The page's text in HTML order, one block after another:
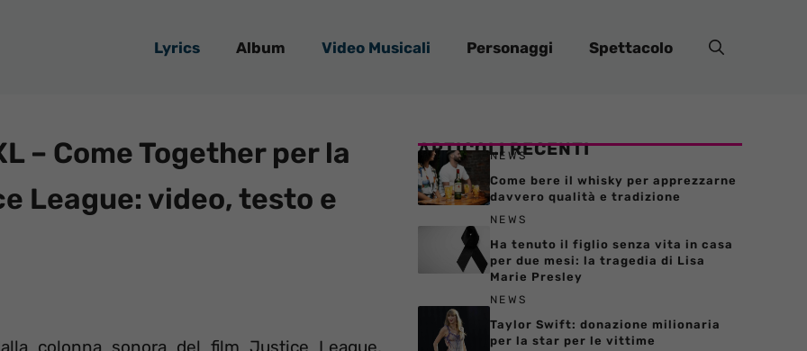
Lyrics Album Video Musicali Personaggi Spettacolo
– Come Together per la
League: video, testo e
ARTICOLI RECENTI
NEWS
Come bere il whisky per apprezzarne
davvero qualità e tradizione
NEWS
Ha tenuto il figlio senza vita in casa
per due mesi: la tragedia di Lisa
Marie Presley
NEWS
Taylor Swift: donazione milionaria
per la star per le vittime